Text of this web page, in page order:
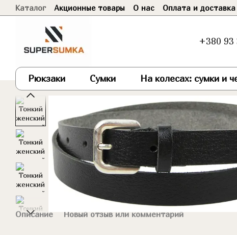
Перейти к основному контенту
Каталог Акционные товары О нас Оплата и доставка
+380 93
Рюкзаки Сумки На колесах: сумки и
Описание Новый отзыв или комментарий